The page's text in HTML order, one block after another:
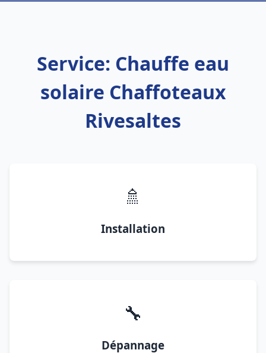
Service: Chauffe eau
solaire Chaffoteaux
Rivesaltes
🚿
Installation
🔧
Dépannage